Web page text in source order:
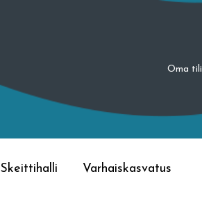
Oma tili
Skeittihalli Varhaiskasvatus